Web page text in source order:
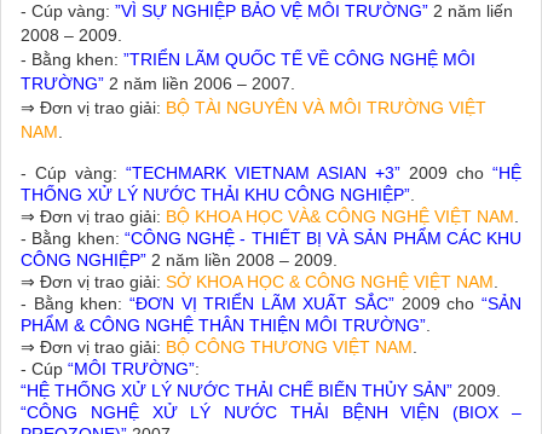
- Cúp vàng: ”VÌ SỰ NGHIỆP BẢO VỆ MÔI TRƯỜNG” 2 năm liến
2008 – 2009.
- Bằng khen: ”TRIỂN LÃM QUỐC TẾ VỀ CÔNG NGHỆ MÔI
TRƯỜNG” 2 năm liền 2006 – 2007.
⇒ Đơn vị trao giải: BỘ TÀI NGUYÊN VÀ MÔI TRƯỜNG VIỆT
NAM
- Cúp vàng: “TECHMARK VIETNAM ASIAN +3” 2009 cho “HỆ
THỐNG XỬ LÝ NƯỚC THẢI KHU CÔNG NGHIỆP”
⇒ Đơn vị trao giải: BỘ KHOA HỌC VÀ& CÔNG NGHỆ VIỆT NAM
- Bằng khen: “CÔNG NGHỆ - THIẾT BỊ VÀ SẢN PHẨM CÁC KHU
CÔNG NGHIỆP” 2 năm liền 2008 – 2009.
⇒ Đơn vị trao giải: SỞ KHOA HỌC & CÔNG NGHỆ VIỆT NAM
- Bằng khen: “ĐƠN VỊ TRIỂN LÃM XUẤT SẮC” 2009 cho“SẢN
PHẨM & CÔNG NGHỆ THÂN THIỆN MÔI TRƯỜNG”
⇒ Đơn vị trao giải: BỘ CÔNG THƯƠNG VIỆT NAM
- Cúp “MÔI TRƯỜNG”:
“HỆ THỐNG XỬ LÝ NƯỚC THẢI CHẾ BIẾN THỦY SẢN” 2009.
“CÔNG NGHỆ XỬ LÝ NƯỚC THẢI BỆNH VIỆN (BIOX –